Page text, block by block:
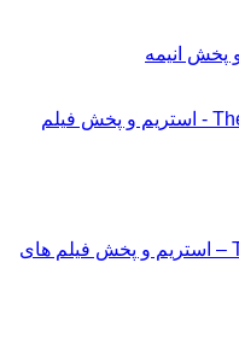
اکانت پرمیوم The Criterion Channel – استریم و پخش فیلم های